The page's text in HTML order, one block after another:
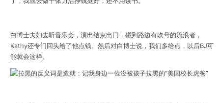
白博士夫妇去听音乐会，演出结束出门，碰到路边有吹号的流浪者，
Kathy还专门回头给了他点钱。然后对白博士说，我们多给点，以后BJ可
能就会这样。